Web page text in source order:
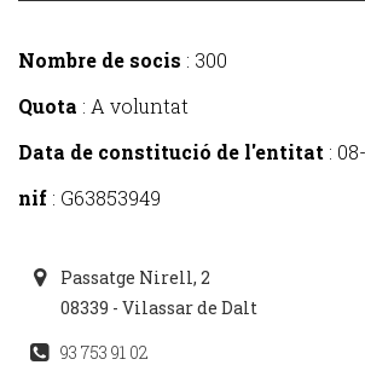
Nombre de socis : 300
Quota : A voluntat
Data de constitució de l'entitat :
nif : G63853949
Passatge Nirell, 2
08339 - Vilassar de Dalt
93 753 91 02